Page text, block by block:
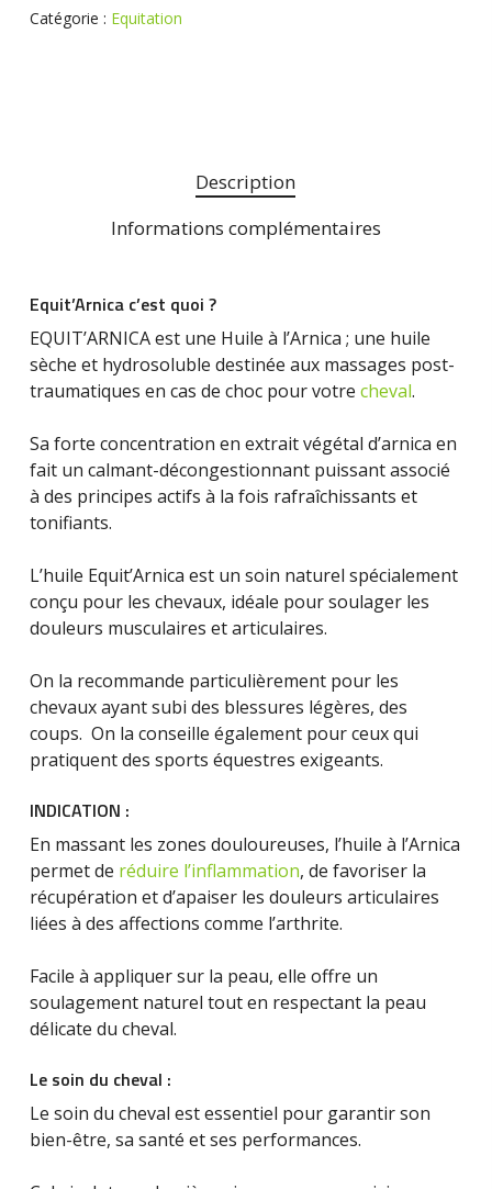
Catégorie : Equitation
Description
Informations complémentaires
Equit’Arnica c’est quoi ?
EQUIT’ARNICA est une Huile à l’Arnica ; une huile
sèche et hydrosoluble destinée aux massages post-
traumatiques en cas de choc pour votre cheval.
Sa forte concentration en extrait végétal d’arnica en
fait un calmant-décongestionnant puissant associé
à des principes actifs à la fois rafraîchissants et
tonifiants.
L’huile Equit’Arnica est un soin naturel spécialement
conçu pour les chevaux, idéale pour soulager les
douleurs musculaires et articulaires.
On la recommande particulièrement pour les
chevaux ayant subi des blessures légères, des
coups. On la conseille également pour ceux qui
pratiquent des sports équestres exigeants.
INDICATION :
En massant les zones douloureuses, l’huile à l’Arnica
permet de réduire l’inflammation, de favoriser la
récupération et d’apaiser les douleurs articulaires
liées à des affections comme l’arthrite.
Facile à appliquer sur la peau, elle offre un
soulagement naturel tout en respectant la peau
délicate du cheval.
Le soin du cheval :
Le soin du cheval est essentiel pour garantir son
bien-être, sa santé et ses performances.